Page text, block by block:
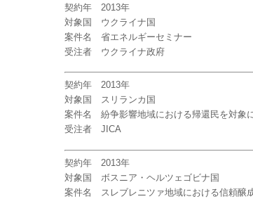
契約年 2013年
対象国 ウクライナ国
案件名 省エネルギーセミナー
受注者 ウクライナ政府
契約年 2013年
対象国 スリランカ国
案件名 紛争影響地域における帰還民を対象
受注者 JICA
契約年 2013年
対象国 ボスニア・ヘルツェゴビナ国
案件名 スレブレニツァ地域における信頼醸